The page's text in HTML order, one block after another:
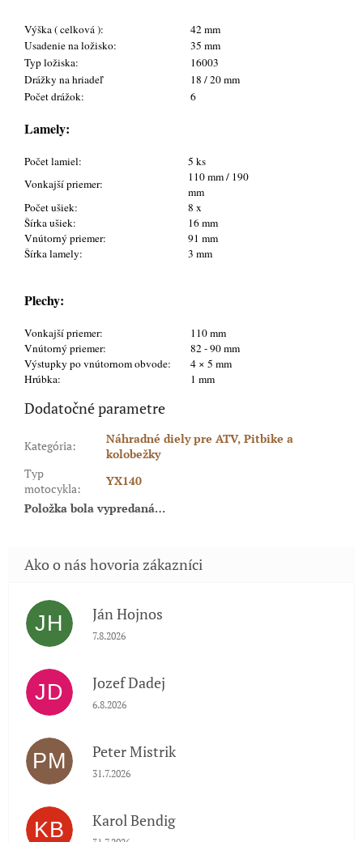
Výška ( celková ):
42 mm
Usadenie na ložisko:
35 mm
Typ ložiska:
16003
Drážky na hriadeľ
18 / 20 mm
Počet drážok:
6
Lamely:
Počet lamiel:
5 ks
Vonkajší priemer:
110 mm / 190
mm
Počet ušiek:
8 x
Šírka ušiek:
16 mm
Vnútorný priemer:
91 mm
Šírka lamely:
3 mm
Plechy:
Vonkajší priemer:
110 mm
Vnútorný priemer:
82 - 90 mm
Výstupky po vnútornom obvode:
4 × 5 mm
Hrúbka:
1 mm
Dodatočné parametre
Kategória:
Náhradné diely pre ATV, Pitbike a
kolobežky
Typ
motocykla:
YX140
Položka bola vypredaná…
JH Ján Hojnos
Hodnotenie obchodu je 5 z 5 hviezdičiek.
7.8.2026
JD Jozef Dadej
Hodnotenie obchodu je 5 z 5 hviezdičiek.
6.8.2026
PM Peter Mistrik
Hodnotenie obchodu je 5 z 5 hviezdičiek.
31.7.2026
KB Karol Bendig
Hodnotenie obchodu je 5 z 5 hviezdičiek.